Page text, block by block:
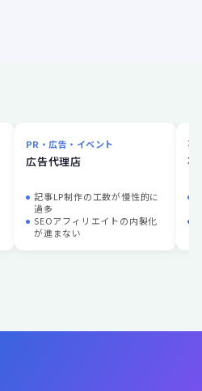
PR・広告・イベント
広告代理店
記事LP制作の工数が慢性的に
過多
SEOアフィリエイトの内製化
が進まない
不
不